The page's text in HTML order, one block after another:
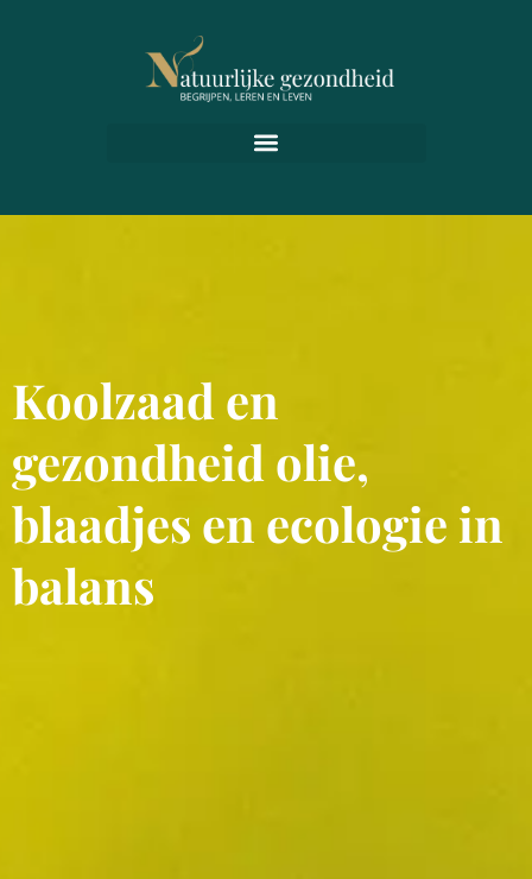
Koolzaad en
gezondheid olie,
blaadjes en ecologie in
balans